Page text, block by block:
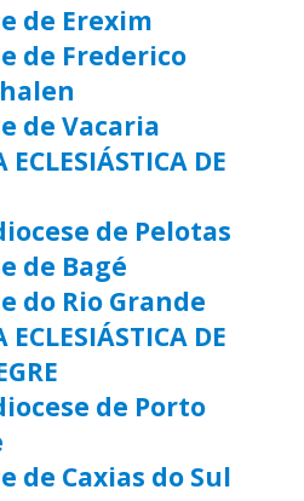
de Erexim
de Frederico
de Vacaria
ECLESIÁSTICA DE
de Pelotas
de Bagé
do Rio Grande
ECLESIÁSTICA DE
de Porto
de Caxias do Sul